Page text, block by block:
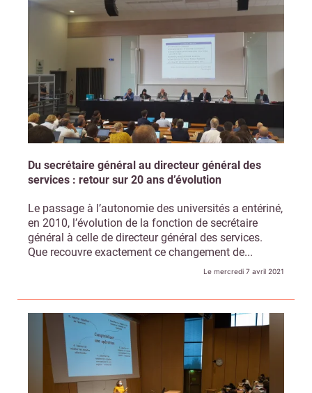
Du secrétaire général au directeur général des
services : retour sur 20 ans d’évolution
Le passage à l’autonomie des universités a entériné,
en 2010, l’évolution de la fonction de secrétaire
général à celle de directeur général des services.
Que recouvre exactement ce changement de...
Le mercredi 7 avril 2021